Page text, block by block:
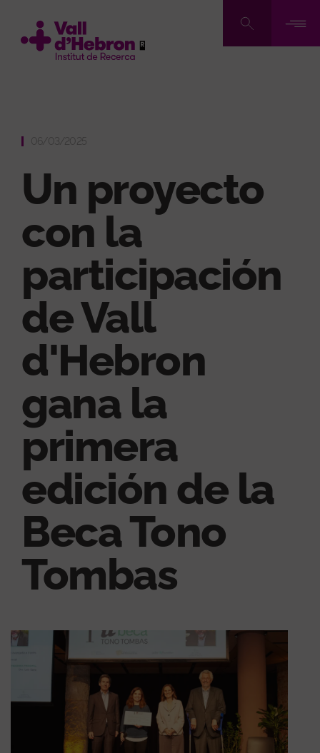
contenido
06/03/2025
Un proyecto
con la
participación
de Vall
d'Hebron
gana la
primera
edición de la
Beca Tono
Tombas